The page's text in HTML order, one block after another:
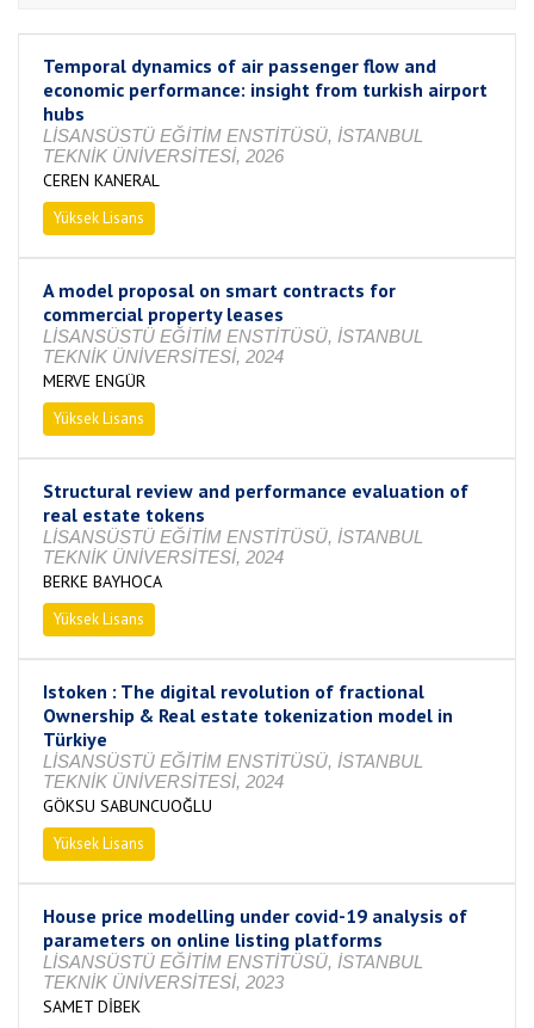
Temporal dynamics of air passenger flow and
economic performance: insight from turkish airport
hubs
LİSANSÜSTÜ EĞİTİM ENSTİTÜSÜ, İSTANBUL
TEKNİK ÜNİVERSİTESİ, 2026
CEREN KANERAL
Yüksek Lisans
A model proposal on smart contracts for
commercial property leases
LİSANSÜSTÜ EĞİTİM ENSTİTÜSÜ, İSTANBUL
TEKNİK ÜNİVERSİTESİ, 2024
MERVE ENGÜR
Yüksek Lisans
Structural review and performance evaluation of
real estate tokens
LİSANSÜSTÜ EĞİTİM ENSTİTÜSÜ, İSTANBUL
TEKNİK ÜNİVERSİTESİ, 2024
BERKE BAYHOCA
Yüksek Lisans
Istoken : The digital revolution of fractional
Ownership & Real estate tokenization model in
Türkiye
LİSANSÜSTÜ EĞİTİM ENSTİTÜSÜ, İSTANBUL
TEKNİK ÜNİVERSİTESİ, 2024
GÖKSU SABUNCUOĞLU
Yüksek Lisans
House price modelling under covid-19 analysis of
parameters on online listing platforms
LİSANSÜSTÜ EĞİTİM ENSTİTÜSÜ, İSTANBUL
TEKNİK ÜNİVERSİTESİ, 2023
SAMET DİBEK